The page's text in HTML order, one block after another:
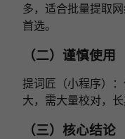
多，适合批量提取
首选。
（二）谨慎使用
提词匠（小程序）
大，需大量校对，长
（三）核心结论